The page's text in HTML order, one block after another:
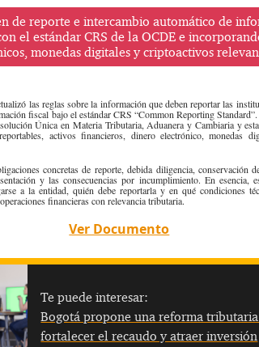
de reporte e intercambio automático de
el estándar CRS de la OCDE e
monedas digitales y criptoactivos
las reglas sobre la información que deben reportar las
fiscal bajo el estándar CRS “Common Reporting
Única en Materia Tributaria, Aduanera y Cambiaria y
activos financieros, dinero electrónico, monedas
concretas de reporte, debida diligencia, conservación
y las consecuencias por incumplimiento. En esencia,
a la entidad, quién debe reportarla y en qué condiciones
financieras con relevancia tributaria.
Ver Documento
Te puede interesar:
Bogotá propone una reforma
fortalecer el recaudo y atraer inversión